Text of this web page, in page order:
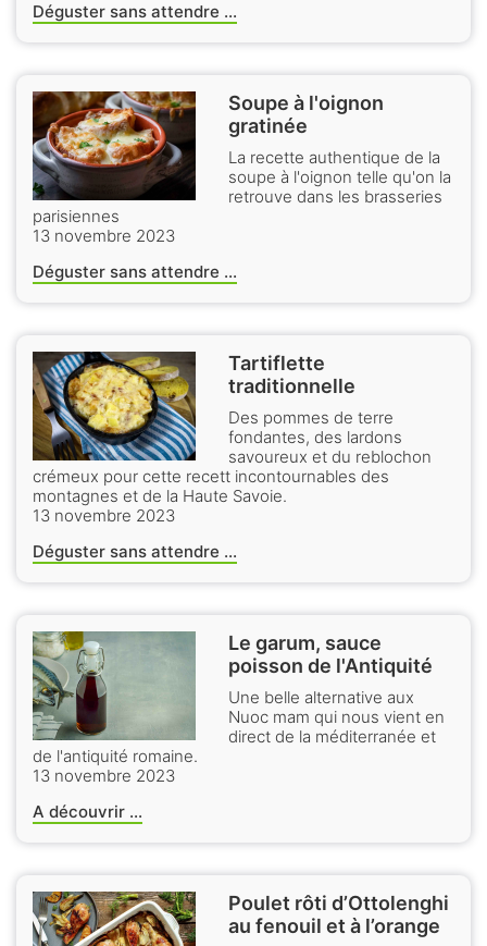
Déguster sans attendre ...
Soupe à l'oignon
gratinée
La recette authentique de la
soupe à l'oignon telle qu'on la
retrouve dans les brasseries
parisiennes
13 novembre 2023
Déguster sans attendre ...
Tartiflette
traditionnelle
Des pommes de terre
fondantes, des lardons
savoureux et du reblochon
crémeux pour cette recett incontournables des
montagnes et de la Haute Savoie.
13 novembre 2023
Déguster sans attendre ...
Le garum, sauce
poisson de l'Antiquité
Une belle alternative aux
Nuoc mam qui nous vient en
direct de la méditerranée et
de l'antiquité romaine.
13 novembre 2023
A découvrir ...
Poulet rôti d’Ottolenghi
au fenouil et à l’orange